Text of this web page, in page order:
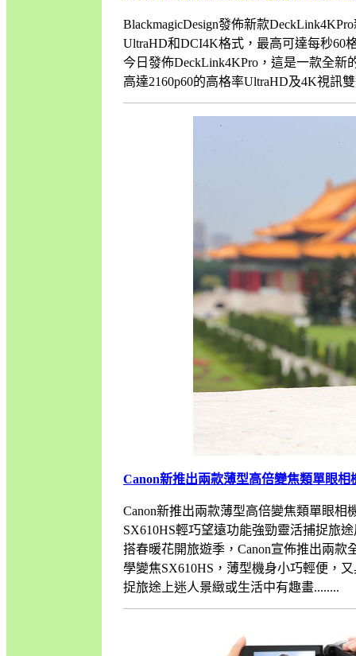
BlackmagicDesign發佈新款
UltraHD和DCI4K格式，最高可達每秒60
今日發佈DeckLink4KPro，這是一款全新
高達2160p60的高格率UltraHD及4K視訊
Canon新推出兩款薄型高倍變焦類單眼
Canon新推出兩款薄型高倍變焦類單眼相
SX610HS輕巧望遠功能強勁靈活捕捉旅
搭春暖花開旅遊季，Canon宣佈推出兩款
學變焦SX610HS，薄型機身小巧輕便，
捉旅途上迷人景緻或生活中有趣畫........